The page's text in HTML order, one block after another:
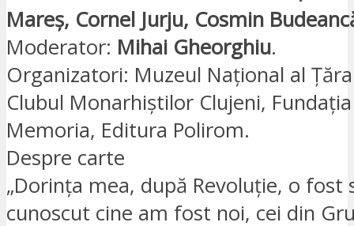
Mareș, Cornel Jurju, Cosmin
Moderator: Mihai Gheorghiu.
Organizatori: Muzeul Național al
Clubul Monarhiștilor Clujeni,
Memoria, Editura Polirom.
Despre carte
„Dorința mea, după Revoluție, o fost
cunoscut cine am fost noi, cei din